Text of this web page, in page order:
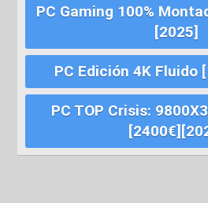
PC Gaming 100%
[2025]
PC Edición 4K Fluido
PC TOP Crisis: